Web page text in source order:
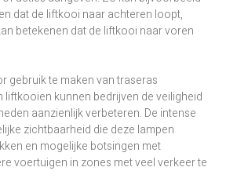
dat de liftkooi naar achteren loopt,
betekenen dat de liftkooi naar voren
gebruik te maken van traseras
kunnen bedrijven de veiligheid
aanzienlijk verbeteren. De intense
zichtbaarheid die deze lampen
en mogelijke botsingen met
voertuigen in zones met veel verkeer te